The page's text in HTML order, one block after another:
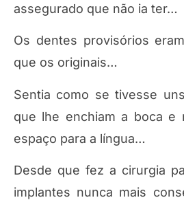
assegurado que não ia ter…
Os dentes provisórios
que os originais…
Sentia como se tivesse
que lhe enchiam a boca e
espaço para a língua…
Desde que fez a cirurgia
implantes nunca mais